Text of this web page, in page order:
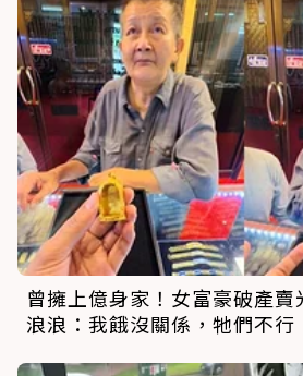
曾擁上億身家！女富豪破產
浪浪：我餓沒關係，牠們不行